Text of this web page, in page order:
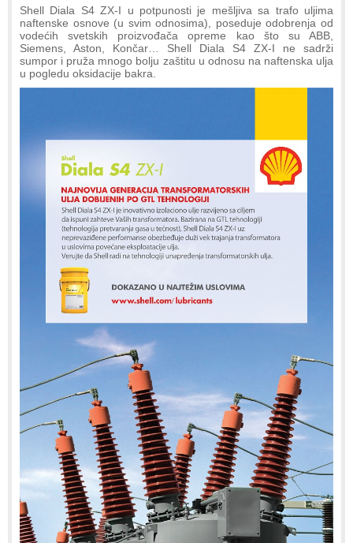
Shell Diala S4 ZX-I u potpunosti je mešljiva sa trafo uljima
naftenske osnove (u svim odnosima), poseduje odobrenja od
vodećih svetskih proizvođača opreme kao što su ABB,
Siemens, Aston, Končar… Shell Diala S4 ZX-I ne sadrži
sumpor i pruža mnogo bolju zaštitu u odnosu na naftenska ulja
u pogledu oksidacije bakra.